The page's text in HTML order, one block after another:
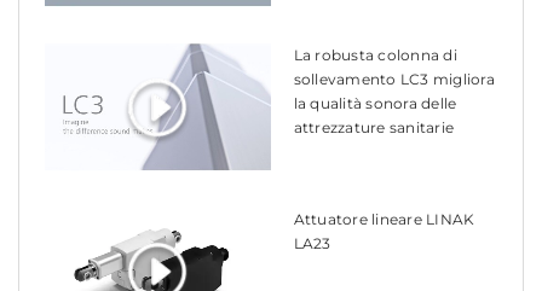
La robusta colonna di
sollevamento LC3 migliora
la qualità sonora delle
attrezzature sanitarie
Attuatore lineare LINAK
LA23